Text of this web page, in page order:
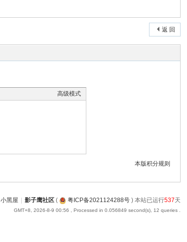
返 回
高级模式
本版积分规则
小黑屋 | 影子鹰社区( 粤ICP备2021124288号) 本站已运行537天
GMT+8, 2026-8-9 00:56 , Processed in 0.056849 second(s), 12 queries .